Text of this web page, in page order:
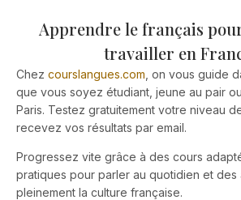
Apprendre le français
travailler en
Chez courslangues.com , on vous guide
que vous soyez étudiant, jeune au pair
Paris. Testez gratuitement votre niveau
recevez vos résultats par email.
Progressez vite grâce à des cours
pratiques pour parler au quotidien et des
pleinement la culture française.